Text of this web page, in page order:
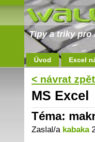
Tipy a triky pro
Úvod Excel
< návrat zpět
MS Excel
Téma:
Zaslal/a kabaka